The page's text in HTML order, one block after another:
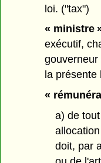
loi. ("tax")
« ministre
exécutif,
la présente
«
a) de
doit, par